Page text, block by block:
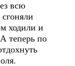
всю
ходили и
теперь по